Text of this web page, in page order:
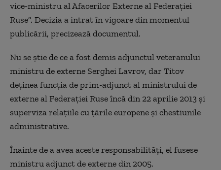
vice-ministru al Afacerilor Externe al Federaţiei
Ruse”. Decizia a intrat în vigoare din momentul
publicării, precizează documentul.
Nu se ştie de ce a fost demis adjunctul veteranului
ministru de externe Serghei Lavrov, dar Titov
deţinea funcţia de prim-adjunct al ministrului de
externe al Federaţiei Ruse încă din 22 aprilie 2013 şi
superviza relaţiile cu ţările europene şi chestiunile
administrative.
Înainte de a avea aceste responsabilităţi, el fusese
ministru adjunct de externe din 2005.